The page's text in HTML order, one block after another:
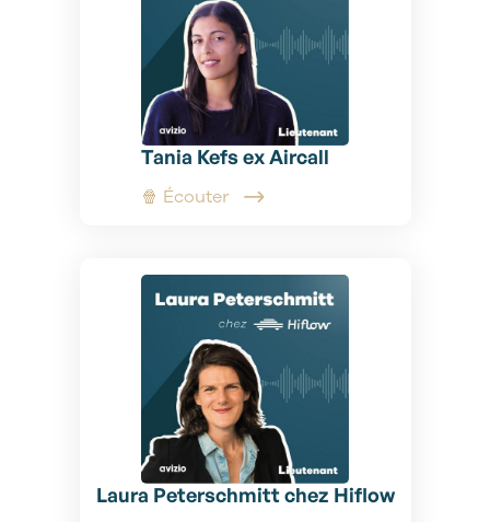
Tania Kefs ex Aircall
🍿 Écouter
Laura Peterschmitt chez Hiflow